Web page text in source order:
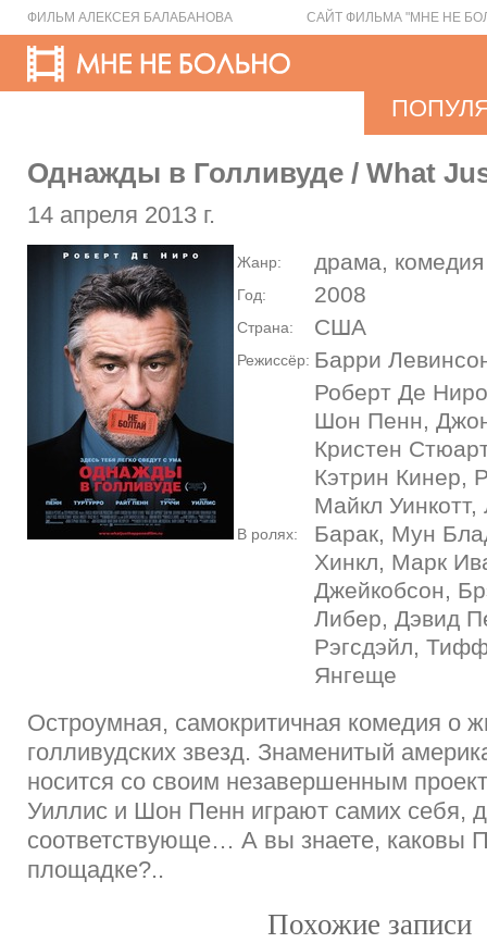
ФИЛЬМ АЛЕКСЕЯ БАЛАБАНОВА САЙТ ФИЛЬМА "МНЕ НЕ
Однажды в Голливуде / What
14 апреля 2013 г.
Жанр: драма, комедия
Год: 2008
Страна: США
Режиссёр: Барри
В ролях:
Роберт Де
Шон Пенн,
Кристен
Кэтрин Кинер,
Майкл
Барак, Мун
Хинкл, Марк
Джейкобсон,
Либер, Дэвид
Рэгсдэйл,
Янгеще
Остроумная, самокритичная комедия о
голливудских звезд. Знаменитый
носится со своим незавершенным
Уиллис и Шон Пенн играют самих себя,
соответствующе… А вы знаете, каковы
площадке?..
Похожие записи